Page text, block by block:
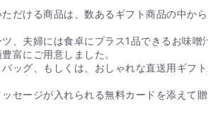
を贈ったとき、価格がわかる
か？
贈り先様へ商品明細書等が送られることは
だける商品は、数あるギフト商品の中か
、夫婦には食卓にプラス1品できるお味噌
富にご用意しました。
ッグ、もしくは、おしゃれな直送用ギフ
セージが入れられる無料カードを添えて